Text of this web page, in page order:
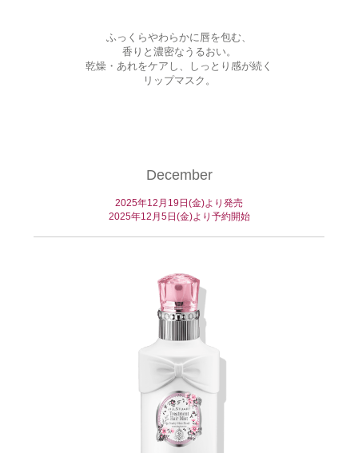
ふっくらやわらかに唇を包む、
香りと濃密なうるおい。
乾燥・あれをケアし、しっとり感が続く
リップマスク。
December
2025年12月19日(金)より発売
2025年12月5日(金)より予約開始